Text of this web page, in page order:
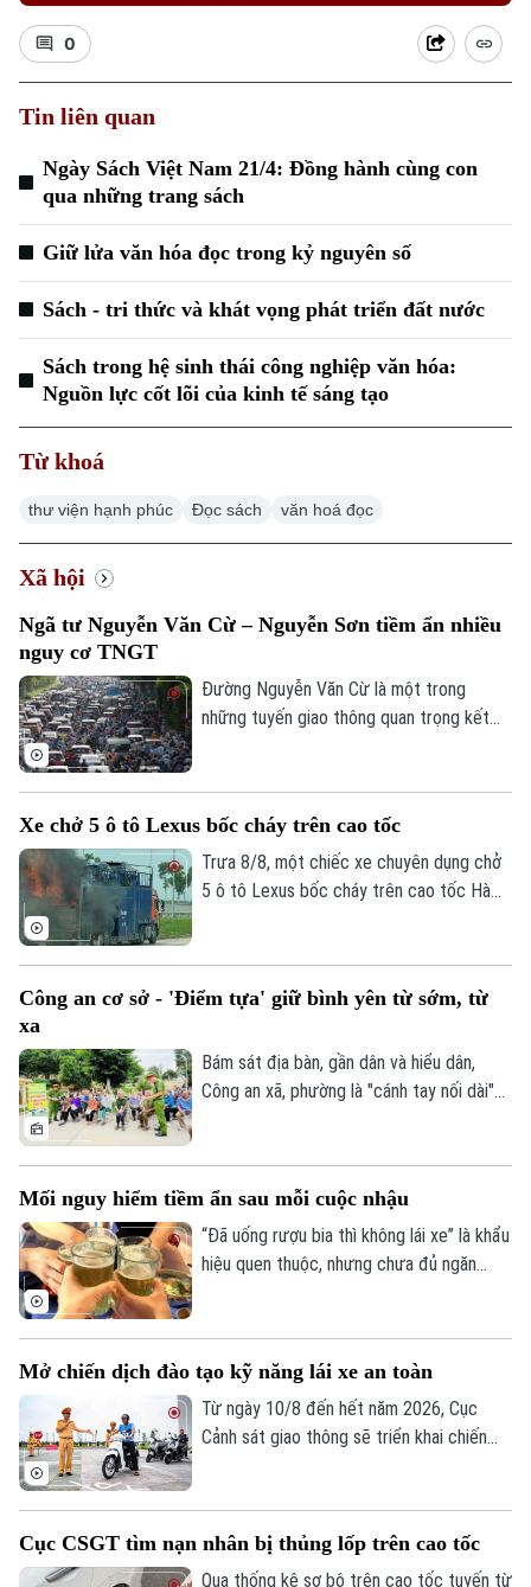
Xu hướng
Chuyên mục
Thời sự
Hà Nội
Hà Nội
Nhịp sống Hà Nội
Thế giới
0
Tin liên quan
Ngày Sách Việt Nam 21/4: Đồng hành cùng con
qua những trang sách
Giữ lửa văn hóa đọc trong kỷ nguyên số
Sách - tri thức và khát vọng phát triển đất nước
Sách trong hệ sinh thái công nghiệp văn hóa:
Nguồn lực cốt lõi của kinh tế sáng tạo
Từ khoá
thư viện hạnh phúc Đọc sách văn hoá đọc
Xã hội
Ngã tư Nguyễn Văn Cừ – Nguyễn Sơn tiềm ẩn nhiều
nguy cơ TNGT
Đường Nguyễn Văn Cừ là một trong
những tuyến giao thông quan trọng kết
trạng dừng đỗ xe trái quy định trên tuyến
đường này đã khiến cho lòng đường bị
thu hẹp, tiềm ẩn nhiều nguy cơ mất an
Xe chở 5 ô tô Lexus bốc cháy trên cao tốc
Trưa 8/8, một chiếc xe chuyên dụng chở
5 ô tô Lexus bốc cháy trên cao tốc Hà
Công an cơ sở - 'Điểm tựa' giữ bình yên từ sớm, từ
xa
Bám sát địa bàn, gần dân và hiểu dân,
Công an xã, phường là "cánh tay nối dài"
manh nha.
Mối nguy hiểm tiềm ẩn sau mỗi cuộc nhậu
“Đã uống rượu bia thì không lái xe” là khẩu
hiệu quen thuộc, nhưng chưa đủ ngăn
mở đường cho những hậu quả giao thông
đáng tiếc.
Mở chiến dịch đào tạo kỹ năng lái xe an toàn
Từ ngày 10/8 đến hết năm 2026, Cục
Cảnh sát giao thông sẽ triển khai chiến
tham gia giao thông và kỹ năng phòng
ngừa tai nạn.
Cục CSGT tìm nạn nhân bị thủng lốp trên cao tốc
Qua thống kê sơ bộ trên cao tốc tuyến từ